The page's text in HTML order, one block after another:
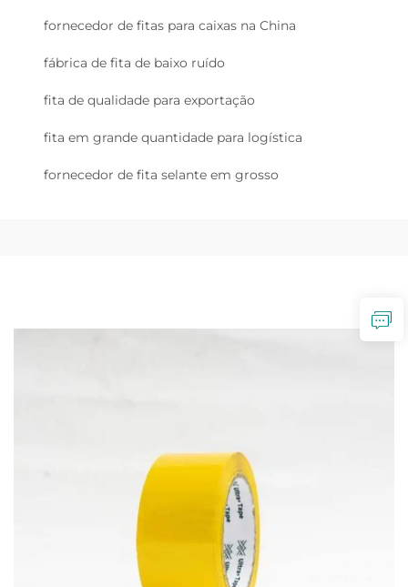
fornecedor de fitas para caixas na China
fábrica de fita de baixo ruído
fita de qualidade para exportação
fita em grande quantidade para logística
fornecedor de fita selante em grosso